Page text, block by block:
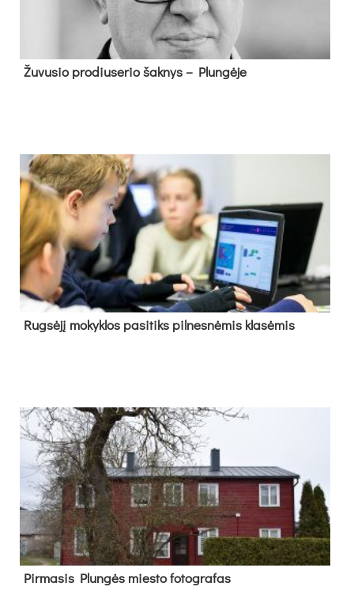
Žu­vu­sio pro­diu­se­rio šak­nys – Plun­gė­je
Rug­sė­jį mo­kyk­los pa­si­tiks pil­nes­nė­mis kla­sė­mis
Pir­ma­sis Plun­gės mies­to fo­tog­ra­fas